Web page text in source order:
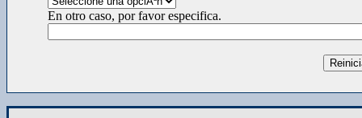
En otro caso, por favor especifica.